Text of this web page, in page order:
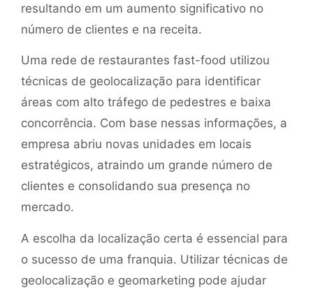
resultando em um aumento significativo no
número de clientes e na receita.
Uma rede de restaurantes fast-food utilizou
técnicas de geolocalização para identificar
áreas com alto tráfego de pedestres e baixa
concorrência. Com base nessas informações, a
empresa abriu novas unidades em locais
estratégicos, atraindo um grande número de
clientes e consolidando sua presença no
mercado.
A escolha da localização certa é essencial para
o sucesso de uma franquia. Utilizar técnicas de
geolocalização e geomarketing pode ajudar